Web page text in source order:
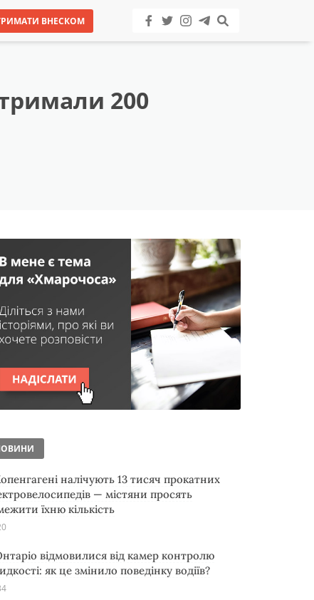
ВНЕСКОМ
200
налічують 13 тисяч прокатних
— містяни просять
їхню кількість
відмовилися від камер контролю
як це змінило поведінку водіїв?